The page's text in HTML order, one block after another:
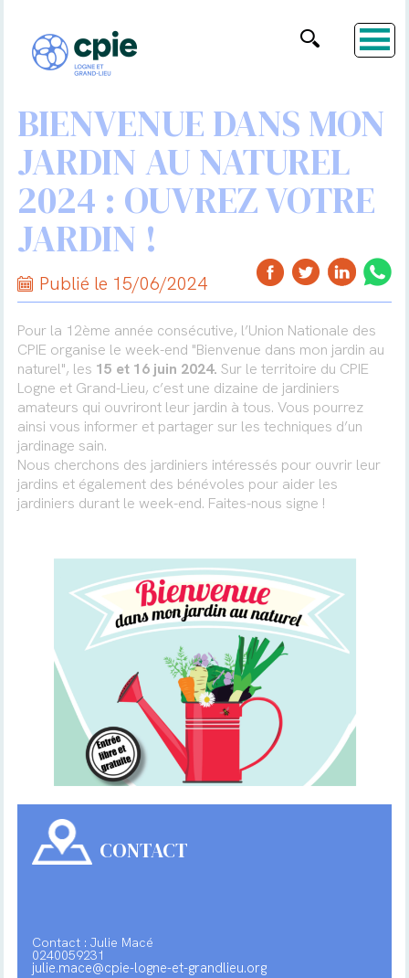
BIENVENUE DANS MON
JARDIN AU NATUREL
2024 : OUVREZ VOTRE
JARDIN !
Publié le 15/06/2024
Pour la 12ème année consécutive, l’Union Nationale des
CPIE organise le week-end "Bienvenue dans mon jardin au
naturel", les 15 et 16 juin 2024. Sur le territoire du CPIE
Logne et Grand-Lieu, c’est une dizaine de jardiniers
amateurs qui ouvriront leur jardin à tous. Vous pourrez
ainsi vous informer et partager sur les techniques d’un
jardinage sain.
Nous cherchons des jardiniers intéressés pour ouvrir leur
jardins et également des bénévoles pour aider les
jardiniers durant le week-end. Faites-nous signe !
CONTACT
Contact : Julie Macé
0240059231
julie.mace@cpie-logne-et-grandlieu.org